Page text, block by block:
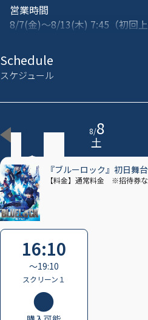
営業時間
8/7(金)～8/13(木) 7:45（初回上
ーにてお上がりください。
※土日祝、大型連休期間は、施設内の
変混雑が予想されます。
余裕を持ってご来場いただくか、公共
ショップ営業時間
8/7(金)～8/13(木) 7:45～
※ショップ営業時間は、上映スケジュ
ます。
※パンフレットはショップ営業時間外
めの際はスタッフにお申し付けくださ
海側シースルーエレベーター稼
8/7(金)～8/13(木) 7:35
※混雑状況により変更になる場合がご
Schedule
スケジュール
8/8
土
『ブルーロック』初日
【料金】通常料金 ※招待券
16:10
〜19:10
スクリーン１